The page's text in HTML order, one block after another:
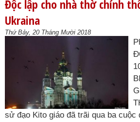
Độc lập cho nhà thờ chính
Ukraina
Thứ Bảy, 20 Tháng Mười 2018
sử đạo Kito giáo đã trãi qua ba cuộc